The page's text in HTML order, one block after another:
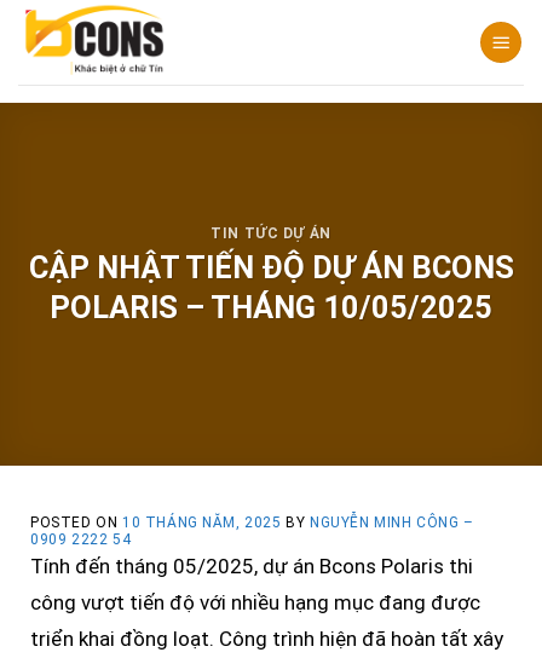
Chuyển
đến
nội
TIN TỨC DỰ ÁN
CẬP NHẬT TIẾN ĐỘ DỰ ÁN BCONS
POLARIS – THÁNG 10/05/2025
POSTED ON 10 THÁNG NĂM, 2025 BY NGUYỄN MINH CÔNG –
0909 2222 54
Tính đến tháng 05/2025, dự án Bcons Polaris thi
công vượt tiến độ với nhiều hạng mục đang được
triển khai đồng loạt. Công trình hiện đã hoàn tất xây